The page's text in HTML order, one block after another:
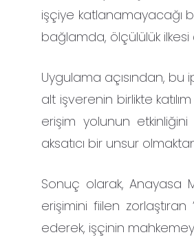
işçiye katlanamayacağı
bağlamda, ölçülülük ilkesi
Uygulama açısından, bu
alt işverenin birlikte
erişim yolunun
aksatıcı bir unsur
Sonuç olarak, Anayasa
erişimini fiilen
ederek, işçinin